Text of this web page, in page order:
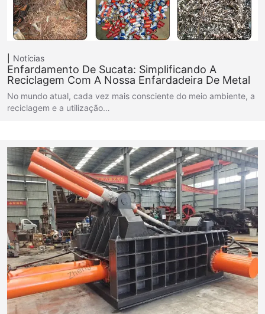
Notícias
Enfardamento De Sucata: Simplificando A
Reciclagem Com A Nossa Enfardadeira De Metal
No mundo atual, cada vez mais consciente do meio ambiente, a
reciclagem e a utilização…